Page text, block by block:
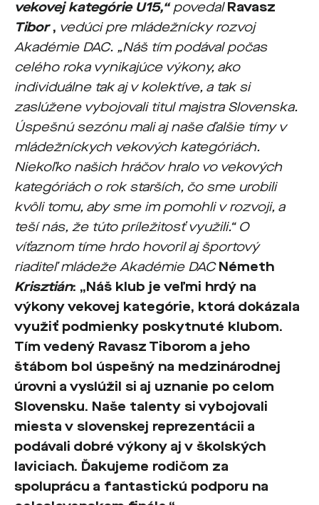
vekovej kategórie U15,“povedalRavasz
Tibor, vedúci pre mládežnícky rozvoj
Akadémie DAC. „Náš tím podával počas
celého roka vynikajúce výkony, ako
individuálne tak aj v kolektíve, a tak si
zaslúžene vybojovali titul majstra Slovenska.
Úspešnú sezónu mali aj naše ďalšie tímy v
mládežníckych vekových kategóriách.
Niekoľko našich hráčov hralo vo vekových
kategóriách o rok starších, čo sme urobili
kvôli tomu, aby sme im pomohli v rozvoji, a
teší nás, že túto príležitosť využili.“ O
víťaznom tíme hrdo hovoril aj športový
riaditeľ mládeže Akadémie DACNémeth
Krisztián: „Náš klub je veľmi hrdý na
výkony vekovej kategórie, ktorá dokázala
využiť podmienky poskytnuté klubom.
Tím vedený Ravasz Tiborom a jeho
štábom bol úspešný na medzinárodnej
úrovni a vyslúžil si aj uznanie po celom
Slovensku. Naše talenty si vybojovali
miesta v slovenskej reprezentácii a
podávali dobré výkony aj v školských
laviciach. Ďakujeme rodičom za
spoluprácu a fantastickú podporu na